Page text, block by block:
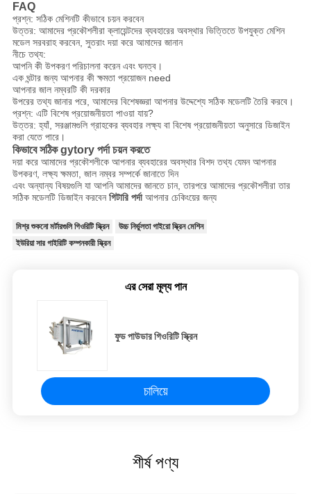
FAQ
প্রশ্ন: সঠিক মেশিনটি কীভাবে চয়ন করবেন
উত্তর: আমাদের প্রকৌশলীরা ক্লায়েন্টদের ব্যবহারের অবস্থার ভিত্তিতে উপযুক্ত মেশিন
মডেল সরবরাহ করবেন, সুতরাং দয়া করে আমাদের জানান
নীচে তথ্য:
আপনি কী উপকরণ পরিচালনা করেন এবং ঘনত্ব।
এক ঘন্টার জন্য আপনার কী ক্ষমতা প্রয়োজন need
আপনার জাল নম্বরটি কী দরকার
উপরের তথ্য জানার পরে, আমাদের বিশেষজ্ঞরা আপনার উদ্দেশ্যে সঠিক মডেলটি তৈরি করবে।
প্রশ্ন: এটি বিশেষ প্রয়োজনীয়তা পাওয়া যায়?
উত্তর: হ্যাঁ, সরঞ্জামগুলি গ্রাহকের ব্যবহার লক্ষ্য বা বিশেষ প্রয়োজনীয়তা অনুসারে ডিজাইন
করা যেতে পারে।
কিভাবে সঠিক gytory পর্দা চয়ন করতে
দয়া করে আমাদের প্রকৌশলীকে আপনার ব্যবহারের অবস্থার বিশদ তথ্য যেমন আপনার
উপকরণ, লক্ষ্য ক্ষমতা, জাল নম্বর সম্পর্কে জানাতে দিন
এবং অন্যান্য বিষয়গুলি যা আপনি আমাদের জানতে চান, তারপরে আমাদের প্রকৌশলীরা তার
সঠিক মডেলটি ডিজাইন করবেনগিটারি পর্দাআপনার চেকিংয়ের জন্য
মিশ্র শুকনো মর্টারগুলি গিওরিটি স্ক্রিন
উচ্চ নির্ভুলতা গাইরো স্ক্রিন মেশিন
ইউরিয়া সার গাইরিটি কম্পনকারী স্ক্রিন
এর সেরা মূল্য পান
ফুড পাউডার গিওরিটি স্ক্রিন
চালিয়ে
শীর্ষ পণ্য